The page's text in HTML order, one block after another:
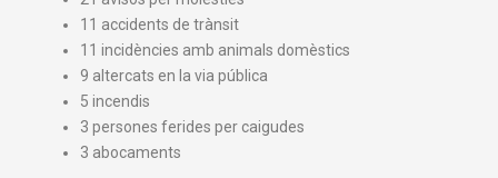
11 accidents de trànsit
11 incidències amb animals domèstics
9 altercats en la via pública
5 incendis
3 persones ferides per caigudes
3 abocaments